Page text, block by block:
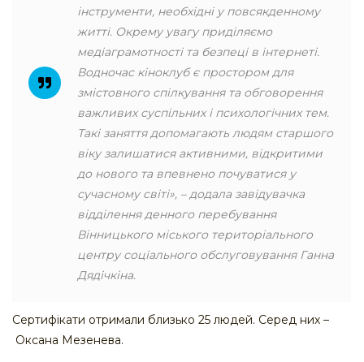
інструменти, необхідні у повсякденному
житті. Окрему увагу приділяємо
медіаграмотності та безпеці в інтернеті.
Водночас кіноклуб є простором для
змістовного спілкування та обговорення
важливих суспільних і психологічних тем.
Такі заняття допомагають людям старшого
віку залишатися активними, відкритими
до нового та впевнено почуватися у
сучасному світі», – додала завідувачка
відділення денного перебування
Вінницького міського територіального
центру соціального обслуговування Ганна
Дядічкіна.
Сертифікати отримали близько 25 людей. Серед них –
Оксана Мезенева.